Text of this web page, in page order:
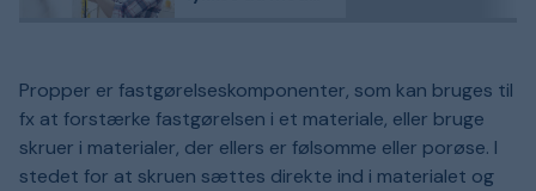
Propper er fastgørelseskomponenter, som kan bruges til
fx at forstærke fastgørelsen i et materiale, eller bruge
skruer i materialer, der ellers er følsomme eller porøse. I
stedet for at skruen sættes direkte ind i materialet og